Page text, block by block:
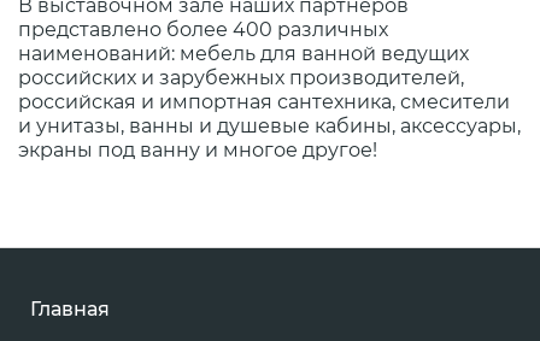
В выставочном зале наших партнеров
представлено более 400 различных
наименований: мебель для ванной ведущих
российских и зарубежных производителей,
российская и импортная сантехника, смесители
и унитазы, ванны и душевые кабины, аксессуары,
экраны под ванну и многое другое!
Главная